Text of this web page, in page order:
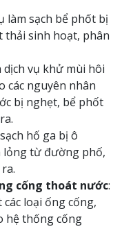
làm sạch bể phốt bị
thải sinh hoạt, phân
dịch vụ khử mùi hôi
các nguyên nhân
bị nghẹt, bể phốt
hố ga bị ô
lỏng từ đường phố,
cống thoát nước:
loại ống cống,
hệ thống cống